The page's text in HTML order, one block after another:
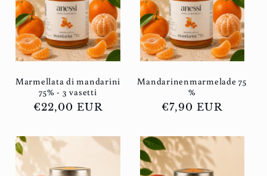
Marmellata di mandarini
75% - 3 vasetti
Normaler
€22,00 EUR
Mandarinenmarmelade 75
%
Normaler
€7,90 EUR